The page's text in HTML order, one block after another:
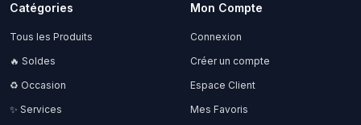
Catégories
Tous les Produits
🔥 Soldes
♻️ Occasion
✨ Services
Mon Compte
Connexion
Créer un compte
Espace Client
Mes Favoris